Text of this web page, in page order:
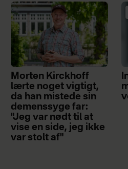
Morten Kirckhoff
lærte noget vigtigt,
da han mistede sin
demenssyge far:
"Jeg var nødt til at
vise en side, jeg ikke
var stolt af"